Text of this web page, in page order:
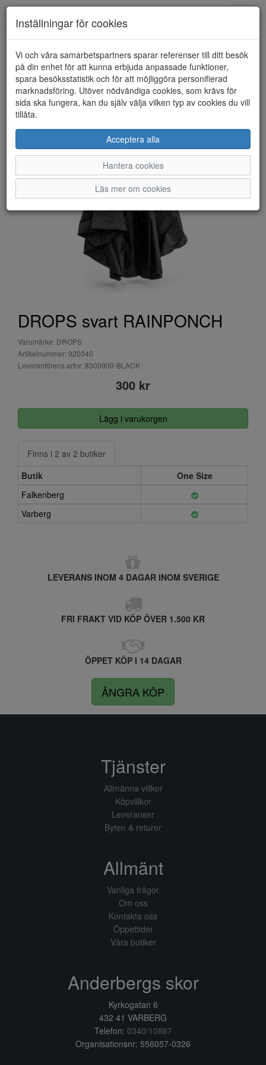
HEM DROPS
DROPS svart RAINPONCH
Varumärke: DROPS
Artikelnummer: 920040
Leverantörens artnr: 8300900-BLACK
300 kr
Lägg i varukorgen
Finns i 2 av 2 butiker
Butik
One Size
Falkenberg
Varberg
LEVERANS INOM 4 DAGAR INOM SVERIGE
FRI FRAKT VID KÖP ÖVER 1.500 KR
ÖPPET KÖP I 14 DAGAR
ÅNGRA KÖP
Inställningar för cookies
Vi och våra samarbetspartners sparar referenser till ditt besök
på din enhet för att kunna erbjuda anpassade funktioner,
spara besöksstatistik och för att möjliggöra personifierad
marknadsföring. Utöver nödvändiga cookies, som krävs för
sida ska fungera, kan du själv välja vilken typ av cookies du vill
tillåta.
Acceptera alla
Hantera cookies
Läs mer om cookies
Tjänster
Allmänna villkor
Köpvillkor
Leveranser
Byten & returer
Allmänt
Vanliga frågor
Om oss
Kontakta oss
Öppettider
Våra butiker
Anderbergs skor
Kyrkogatan 6
432 41 VARBERG
Telefon: 0340/10867
Organisationsnr: 556057-0326